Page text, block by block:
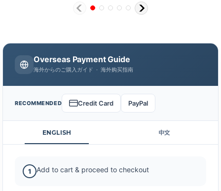
Overseas Payment Guide
海外からのご購入ガイド · 海外购买指南
RECOMMENDED Credit Card PayPal
ENGLISH 中文
1 Add to cart & proceed to checkout